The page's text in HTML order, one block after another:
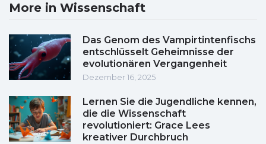
More in Wissenschaft
Das Genom des Vampirtintenfischs
entschlüsselt Geheimnisse der
evolutionären Vergangenheit
Dezember 16, 2025
Lernen Sie die Jugendliche kennen,
die die Wissenschaft
revolutioniert: Grace Lees
kreativer Durchbruch